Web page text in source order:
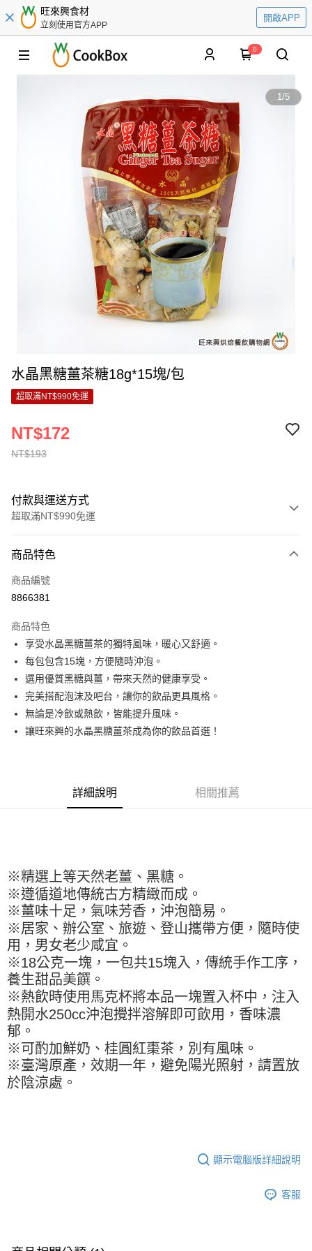
旺來興食材
立刻使用官方APP
開啟APP
0
1/5
水晶黑糖薑茶糖18g*15塊/包
超取滿NT$990免運
NT$193
NT$172
付款與運送方式
超取滿NT$990免運
信用卡一次付款
超商取貨付款
Apple Pay
街口支付
悠遊付
全盈+PAY
AFTEE先享後付是「在收到商品之後才付款」的支付方式。 讓您購物簡單
１．於結帳方式選擇「AFTEE先享後付」後，將跳轉至「AFTEE先享後付」
結帳頁面，進行簡訊認證並確認金額後，即可完成結帳。
２．訂單成立數日內，您將收到繳費通知簡訊。
３．收到繳費通知簡訊後14天內，點擊此簡訊中的連結，可透過四大超商／
ATM／網路銀行／等多元方式進行付款，方視為交易完成。
※ 請注意：結帳手續完成當下不需立刻繳費，但若您需要取消訂單，請聯絡
購買商品的店家。未經商家同意取消之訂單仍視為有效，需透過AFTEE先享
後付繳納相關費用。
※ 交易是否成功請以「AFTEE先享後付 」之結帳頁面顯示為準，若有關於
是否繳費成功／繳費後需取消欲退款等相關疑問，請聯繫「AFTEE先享後付
客戶支援中心」https://netprotections.freshdesk.com/support/home
【注意事項】
１．透過由恩沛科技股份有限公司提供之「AFTEE先享後付」服務完成之交
易，需依本服務之必要範圍內提供個人資料，並將交易相關給付款項請求債
權轉讓予恩沛科技股份有限公司。
２．關於個人資料處理事宜，請瀏覽以下網址：
https://aftee.tw/terms/#terms3
時審查核予不同之上限額度；若仍有額度不足之情形，本公司將視審查結果
恩沛科技股份有限公司將有權停止該用戶之使用額度並採取法律行動。
每筆NT$90，滿NT$990(含以上)免運費
付款後全家取貨-重量限制含紙箱10kg，請控制商品重量在9~
9.5kg
每筆NT$90，滿NT$990(含以上)免運費
7-11取貨付款-重量限制含紙箱10kg，請控制商品重量在9~9.5
kg
每筆NT$90，滿NT$990(含以上)免運費
付款後7-11取貨-重量限制含紙箱10kg，請控制商品重量在9~
9.5kg
每筆NT$90，滿NT$990(含以上)免運費
宅配-新竹物流
商品特色
商品編號
8866381
商品特色
享受水晶黑糖薑茶的獨特風味，暖心又舒適。
每包包含15塊，方便隨時沖泡。
選用優質黑糖與薑，帶來天然的健康享受。
完美搭配泡沫及吧台，讓你的飲品更具風格。
無論是冷飲或熱飲，皆能提升風味。
讓旺來興的水晶黑糖薑茶成為你的飲品首選！
詳細說明 相關推薦
※精選上等天然老薑、黑糖。
※遵循道地傳統古方精緻而成。
※薑味十足，氣味芳香，沖泡簡易。
※居家、辦公室、旅遊、登山攜帶方便，隨時使
用，男女老少咸宜。
※18公克一塊，一包共15塊入，傳統手作工序，
養生甜品美饌。
※熱飲時使用馬克杯將本品一塊置入杯中，注入
熱開水250cc沖泡攪拌溶解即可飲用，香味濃
郁。
※可酌加鮮奶、桂圓紅棗茶，別有風味。
※臺灣原產，效期一年，避免陽光照射，請置放
於陰涼處。
顯示電腦版詳細說明
客服